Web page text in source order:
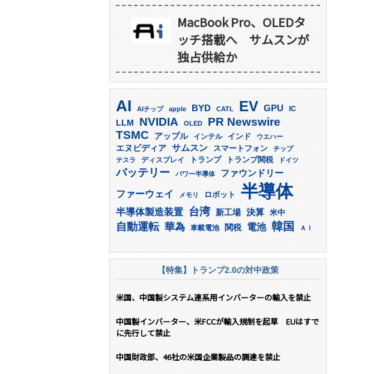
MacBook Pro、OLEDタ
ッチ搭載へ サムスンが
独占供給か
AI AIチップ apple BYD CATL EV GPU IC
LLM NVIDIA OLED PR Newswire
TSMC アップル インテル インド ウエハー
エヌビディア サムスン スマートフォン
チップ
テスラ
ディスプレイ トランプ トランプ関税 ドイツ
バッテリー パワー半導体 ファウンドリー
ファーウェイ メモリ ロボット 半導体
半導体製造装置 台湾 新工場 決算 米中
自動運転 華為 車載電池 関税 電池 韓国 ＡＩ
【特集】トランプ2.0の対中政策
米国、中国製システム連系用インバーターの輸入を禁止
中国製インバーター、米FCCが輸入規制を起草 EUはすで
に先行して禁止
中国財政部、46社の米国企業製品の調達を禁止